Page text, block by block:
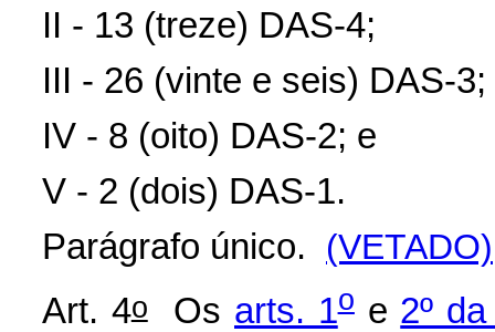
II - 13 (treze) DAS-4;
III - 26 (vinte e seis) DAS-3;
IV - 8 (oito) DAS-2; e
V - 2 (dois) DAS-1.
Parágrafo único. (VETADO)
Art. 4oOs arts. 1oe 2º